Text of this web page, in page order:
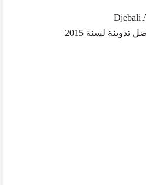
Djebali
لسنة 2015